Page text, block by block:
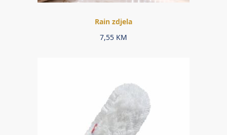
Rain zdjela
7,55 KM